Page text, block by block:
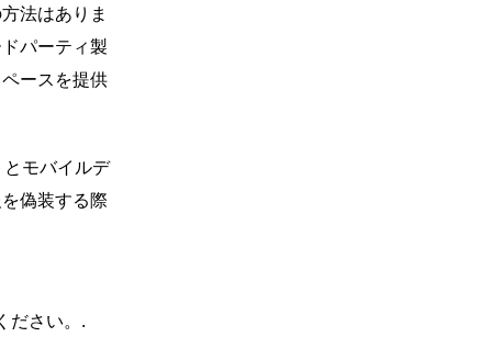
法はありま
パーティ製
ースを提供
モバイルデ
偽装する際
ださい。.